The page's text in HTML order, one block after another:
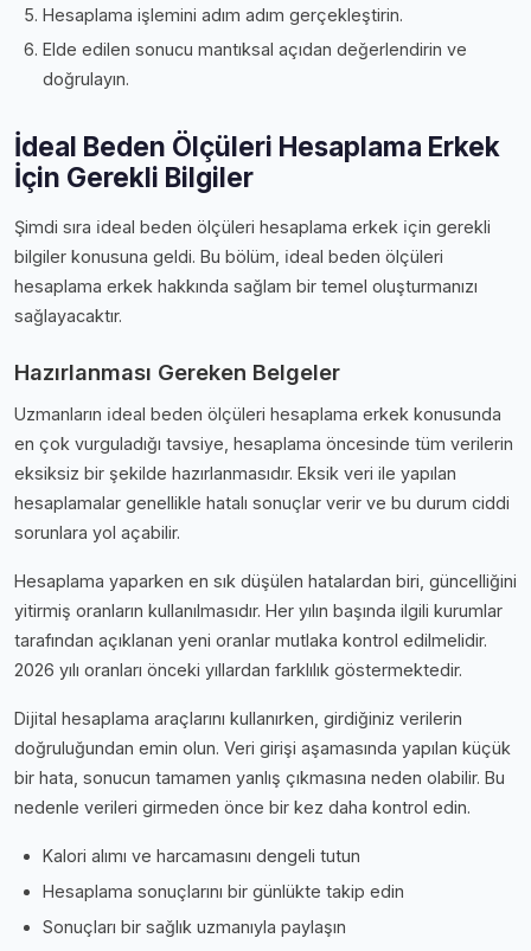
Hesaplama işlemini adım adım gerçekleştirin.
Elde edilen sonucu mantıksal açıdan değerlendirin ve
doğrulayın.
İdeal Beden Ölçüleri Hesaplama Erkek
İçin Gerekli Bilgiler
Şimdi sıra i̇deal beden ölçüleri hesaplama erkek i̇çin gerekli
bilgiler konusuna geldi. Bu bölüm, i̇deal beden ölçüleri
hesaplama erkek hakkında sağlam bir temel oluşturmanızı
sağlayacaktır.
Hazırlanması Gereken Belgeler
Uzmanların i̇deal beden ölçüleri hesaplama erkek konusunda
en çok vurguladığı tavsiye, hesaplama öncesinde tüm verilerin
eksiksiz bir şekilde hazırlanmasıdır. Eksik veri ile yapılan
hesaplamalar genellikle hatalı sonuçlar verir ve bu durum ciddi
sorunlara yol açabilir.
Hesaplama yaparken en sık düşülen hatalardan biri, güncelliğini
yitirmiş oranların kullanılmasıdır. Her yılın başında ilgili kurumlar
tarafından açıklanan yeni oranlar mutlaka kontrol edilmelidir.
2026 yılı oranları önceki yıllardan farklılık göstermektedir.
Dijital hesaplama araçlarını kullanırken, girdiğiniz verilerin
doğruluğundan emin olun. Veri girişi aşamasında yapılan küçük
bir hata, sonucun tamamen yanlış çıkmasına neden olabilir. Bu
nedenle verileri girmeden önce bir kez daha kontrol edin.
Kalori alımı ve harcamasını dengeli tutun
Hesaplama sonuçlarını bir günlükte takip edin
Sonuçları bir sağlık uzmanıyla paylaşın